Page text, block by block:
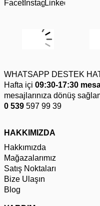
WHATSAPP DESTEK
Hafta içi 09:30-17:30
mesajlarınıza dönüş
0 539 597 99 39
HAKKIMIZDA
Hakkımızda
Mağazalarımız
Satış Noktaları
Bize Ulaşın
Blog